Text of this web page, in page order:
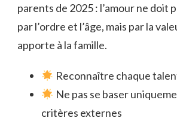
parents de 2025 : l’amour ne doit
par l’ordre et l’âge, mais par la
apporte à la famille.
Reconnaître chaque
Ne pas se baser
critères externes